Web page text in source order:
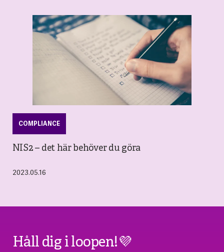
COMPLIANCE
NIS2 – det här behöver du göra
2023.05.16
Håll dig i loopen!💜